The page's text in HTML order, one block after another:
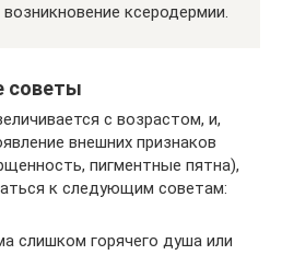
ксеродермии.
советы
с возрастом, и,
внешних признаков
пигментные пятна),
к следующим советам:
слишком горячего душа или